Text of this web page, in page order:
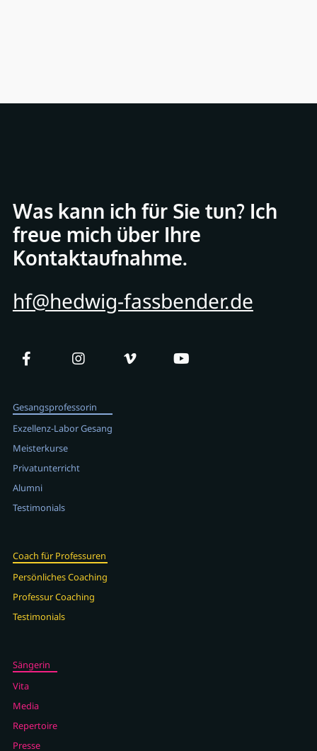
Was kann ich für Sie tun? Ich
freue mich über Ihre
Kontaktaufnahme.
hf@hedwig-fassbender.de
Gesangsprofessorin
Exzellenz-Labor Gesang
Meisterkurse
Privatunterricht
Alumni
Testimonials
Coach für Professuren
Persönliches Coaching
Professur Coaching
Testimonials
Sängerin
Vita
Media
Repertoire
Presse